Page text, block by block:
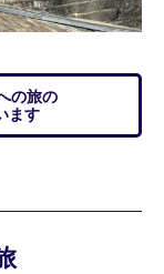
の旅の
ます